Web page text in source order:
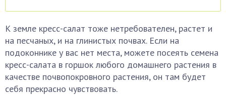
К земле кресс-салат тоже нетребователен, растет и
на песчаных, и на глинистых почвах. Если на
подоконнике у вас нет места, можете посеять семена
кресс-салата в горшок любого домашнего растения в
качестве почвопокровного растения, он там будет
себя прекрасно чувствовать.